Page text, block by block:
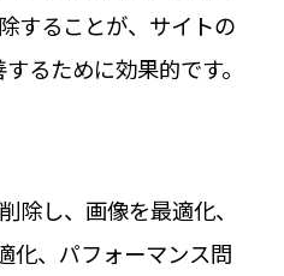
することが、サイトの
るために効果的です。
除し、画像を最適化、
化、パフォーマンス問